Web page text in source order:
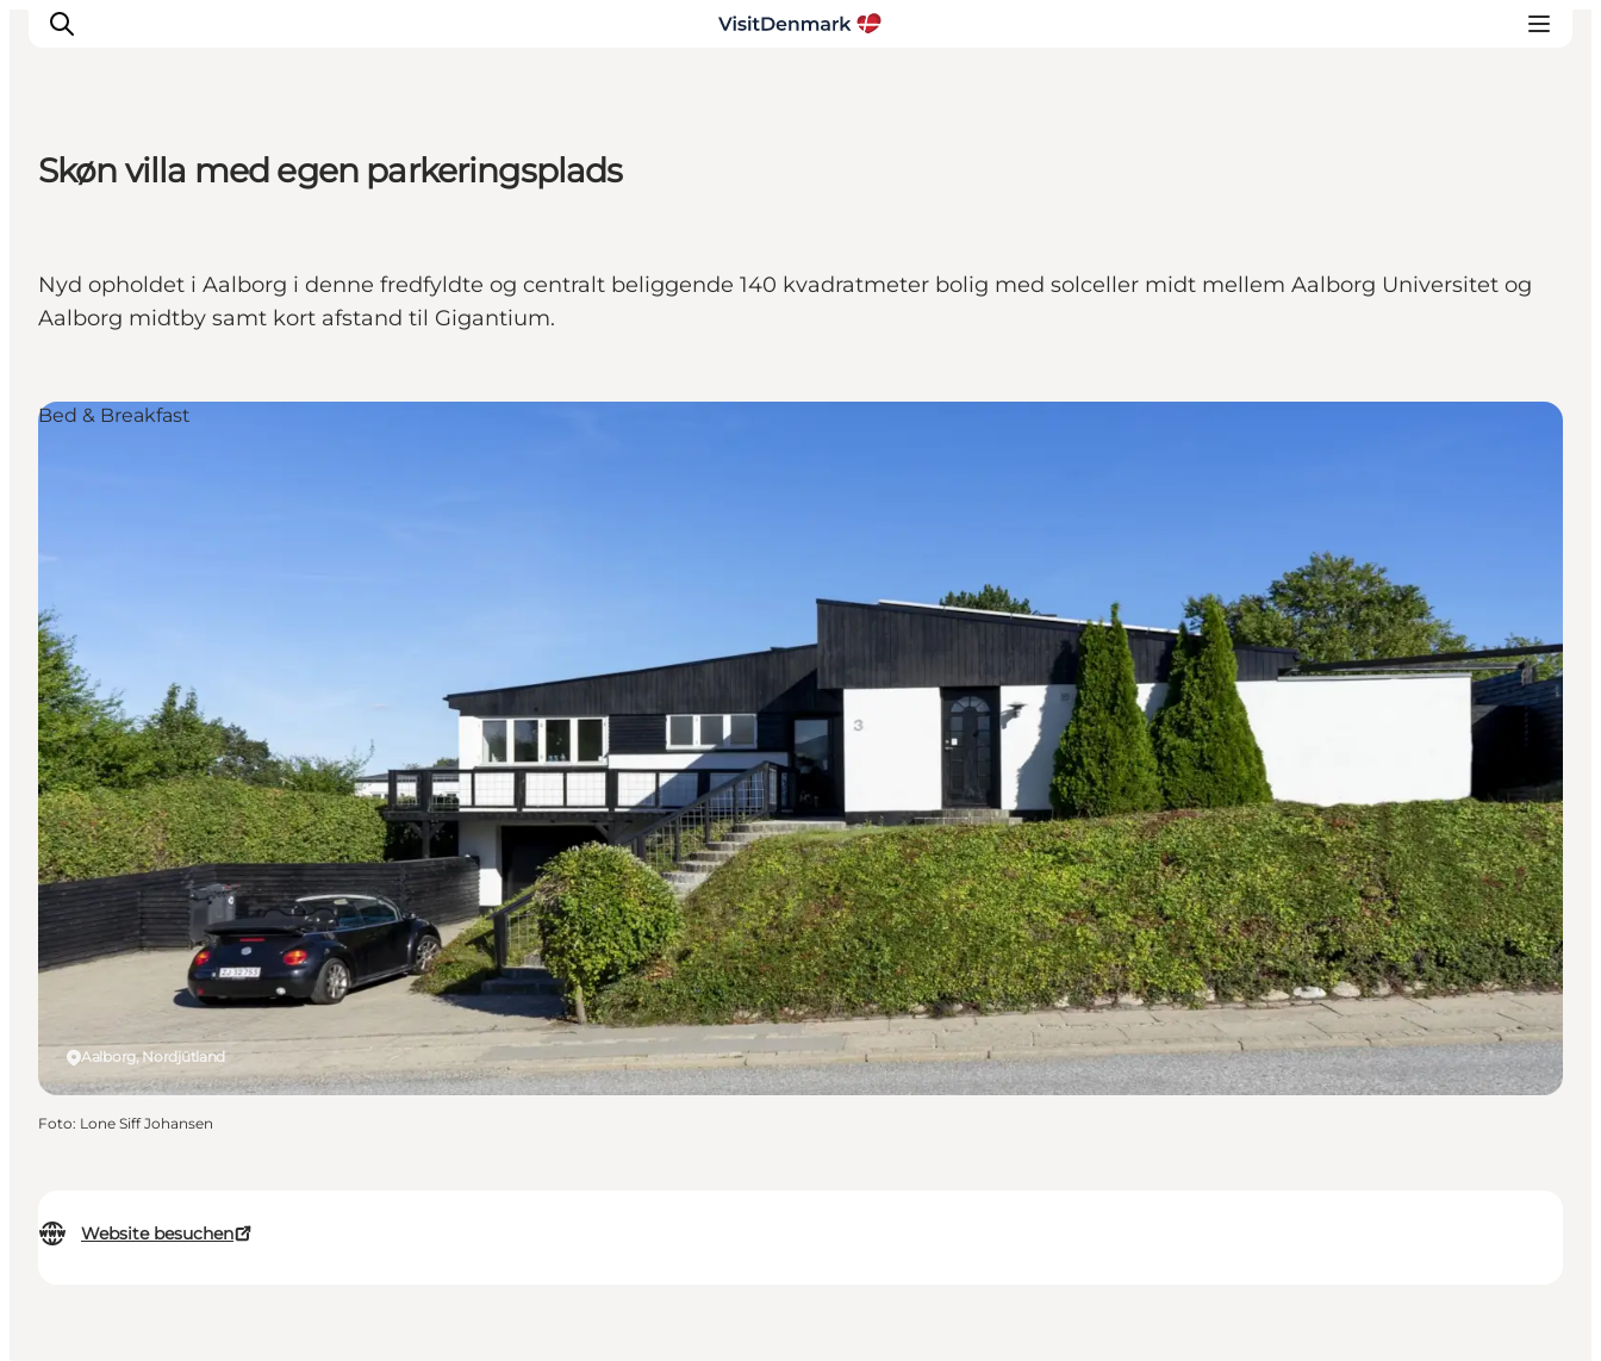
Erlebnisse
Unterkünfte
Reiseplanung
Skøn villa med egen parkeringsplads
Nyd opholdet i Aalborg i denne fredfyldte og centralt beliggende 140 kvadratmeter bolig med solceller midt mellem Aalborg Universitet og
Aalborg midtby samt kort afstand til Gigantium.
Website besuchen
Aalborg, Nordjütland
Bed & Breakfast
Foto: Lone Siff Johansen